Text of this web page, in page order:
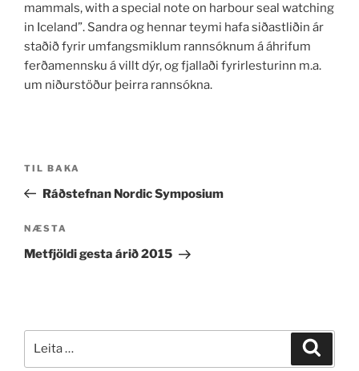
mammals, with a special note on harbour seal watching
in Iceland”. Sandra og hennar teymi hafa siðastliðin ár
staðið fyrir umfangsmiklum rannsóknum á áhrifum
ferðamennsku á villt dýr, og fjallaði fyrirlesturinn m.a.
um niðurstöður þeirra rannsókna.
Fyrri
færsla
TIL BAKA
Ráðstefnan Nordic Symposium
Næsta
færsla
NÆSTA
Metfjöldi gesta árið 2015
eftir: